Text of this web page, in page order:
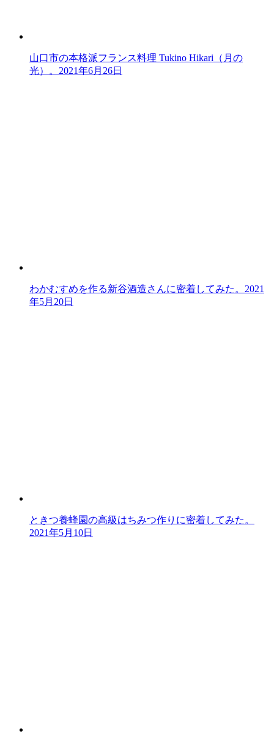
山口市の本格派フランス料理 Tukino Hikari（月の
光）。 2021年6月26日
わかむすめを作る新谷酒造さんに密着してみた。 2021
年5月20日
ときつ養蜂園の高級はちみつ作りに密着してみた。
2021年5月10日